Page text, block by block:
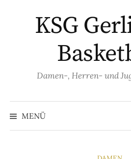
KSG
Damen-, Herren- und
MENÜ